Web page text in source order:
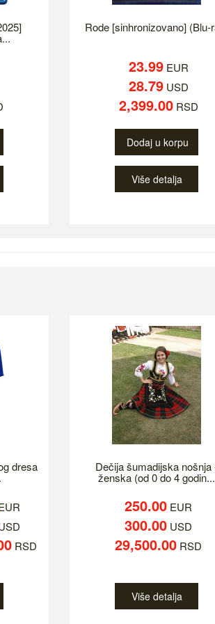
Rode [sinhronizovano] (Blu-
23.99EUR
28.79USD
2,399.00RSD
Dodaj u korpu
Više detalja
dresa
RSD
Dečija šumadijska nošnja
ženska (od 0 do 4 godin...
250.00 EUR
300.00 USD
29,500.00 RSD
Više detalja